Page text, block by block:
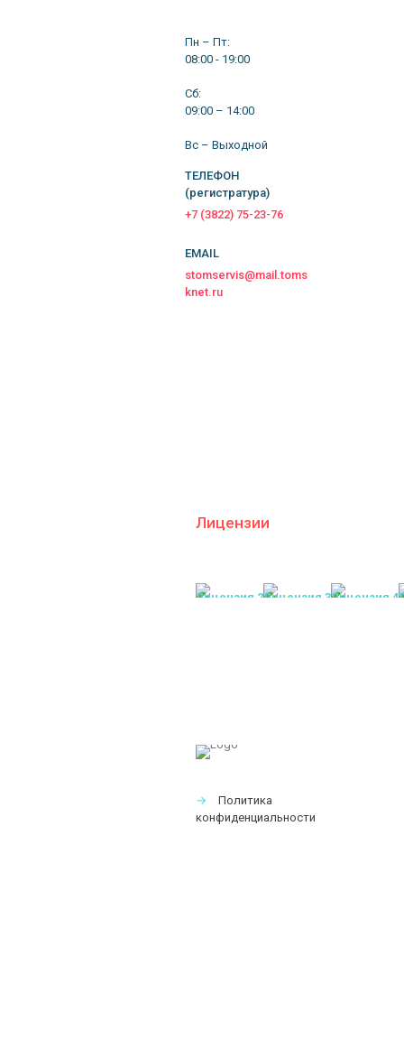
Пн – Пт:
08:00 - 19:00
Сб:
09:00 – 14:00
Вс – Выходной
ТЕЛЕФОН
(регистратура)
+7 (3822) 75-23-76
EMAIL
stomservis@mail.toms
knet.ru
Лицензии
→
Политика
конфиденциальности